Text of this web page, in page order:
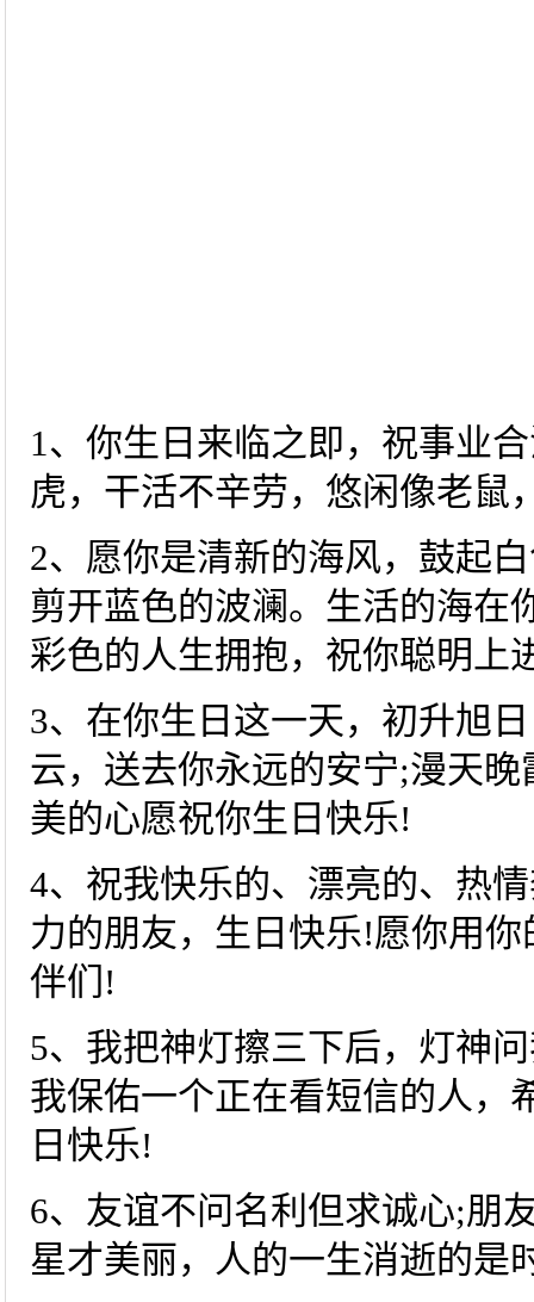
1、你生日来临之即，祝事业
虎，干活不辛劳，悠闲像老鼠
2、愿你是清新的海风，鼓起
剪开蓝色的波澜。生活的海在
彩色的人生拥抱，祝你聪明上
3、在你生日这一天，初升旭
云，送去你永远的安宁;漫天
美的心愿祝你生日快乐!
4、祝我快乐的、漂亮的、热
力的朋友，生日快乐!愿你用
伴们!
5、我把神灯擦三下后，灯神
我保佑一个正在看短信的人，
日快乐!
6、友谊不问名利但求诚心;朋
星才美丽，人的一生消逝的是